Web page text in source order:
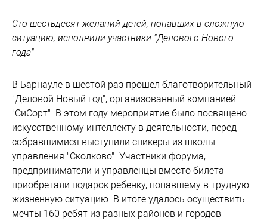
Сто шестьдесят желаний детей, попавших в сложную
ситуацию, исполнили участники "Делового Нового
года"
В Барнауле в шестой раз прошел благотворительный
"Деловой Новый год", организованный компанией
"СиСорт". В этом году мероприятие было посвящено
искусственному интеллекту в деятельности, перед
собравшимися выступили спикеры из школы
управления "Сколково". Участники форума,
предприниматели и управленцы вместо билета
приобретали подарок ребенку, попавшему в трудную
жизненную ситуацию. В итоге удалось осуществить
мечты 160 ребят из разных районов и городов